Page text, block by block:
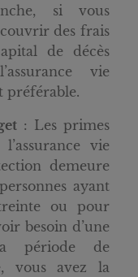
si vous
des frais
de décès
vie
préférable.
: Les primes
vie
demeure
ayant
ou pour
besoin d’une
période de
vous avez la